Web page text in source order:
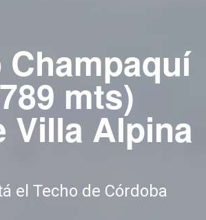
Champaquí
mts)
Villa Alpina
el Techo de Córdoba